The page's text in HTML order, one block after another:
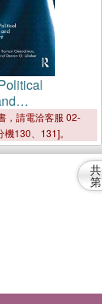
，請電洽客服 02-
130、131]。
共
第